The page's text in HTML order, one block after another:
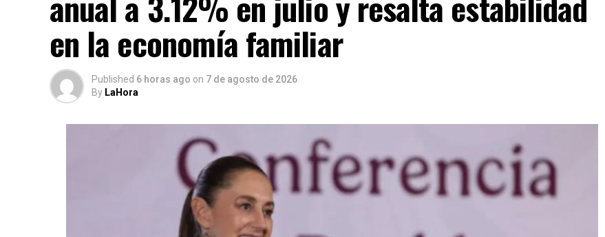
en la economía familiar
Published 6 horas ago on 7 de agosto de 2026
By LaHora